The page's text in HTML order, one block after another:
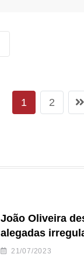
1 2
João Oliveira
alegadas
de Freguesia S.
21/07/2023